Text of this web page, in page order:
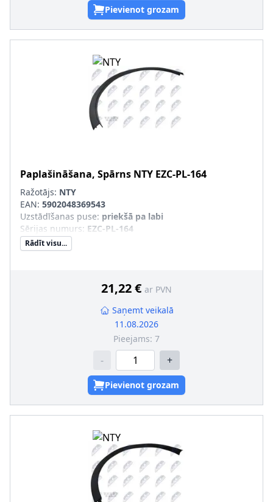
Pievienot grozam
Paplašināšana, Spārns NTY EZC-PL-164
Ražotājs: NTY
EAN: 5902048369543
Uzstādīšanas puse: priekšā pa labi
Sērijas numurs: EZC-PL-164
Rādīt visu...
21,22 € ar PVN
Saņemt veikalā
11.08.2026
Pieejams: 7
- +
Pievienot grozam